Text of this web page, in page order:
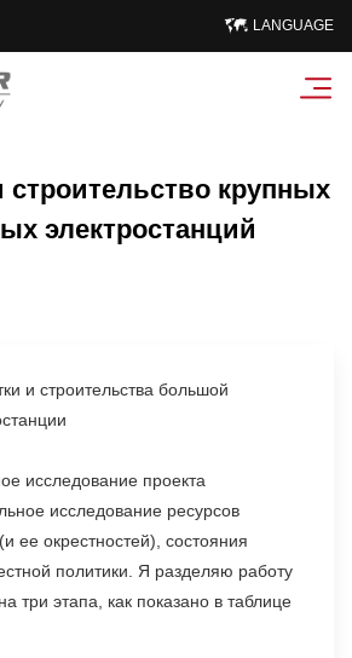
LANGUAGE
строительство крупных
электростанций
и строительства большой
исследование проекта
исследование ресурсов
ее окрестностей), состояния
политики. Я разделяю работу
три этапа, как показано в таблице